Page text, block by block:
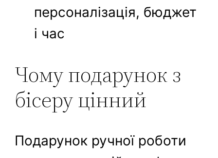
персоналізація, бюджет
і час
Чому подарунок з
бісеру цінний
Подарунок ручної роботи